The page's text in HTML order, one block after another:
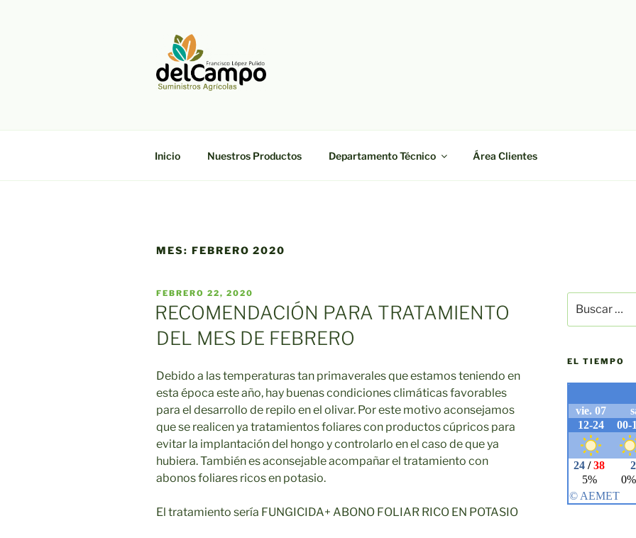
Inicio Nuestros Productos Departamento Técnico Área Clientes
MES: FEBRERO 2020
PUBLICADO
EL
FEBRERO 22, 2020
RECOMENDACIÓN PARA TRATAMIENTO
DEL MES DE FEBRERO
Debido a las temperaturas tan primaverales que estamos teniendo en
esta época este año, hay buenas condiciones climáticas favorables
para el desarrollo de repilo en el olivar. Por este motivo aconsejamos
que se realicen ya tratamientos foliares con productos cúpricos para
evitar la implantación del hongo y controlarlo en el caso de que ya
hubiera. También es aconsejable acompañar el tratamiento con
abonos foliares ricos en potasio.
El tratamiento sería FUNGICIDA+ ABONO FOLIAR RICO EN POTASIO
por:
EL TIEMPO